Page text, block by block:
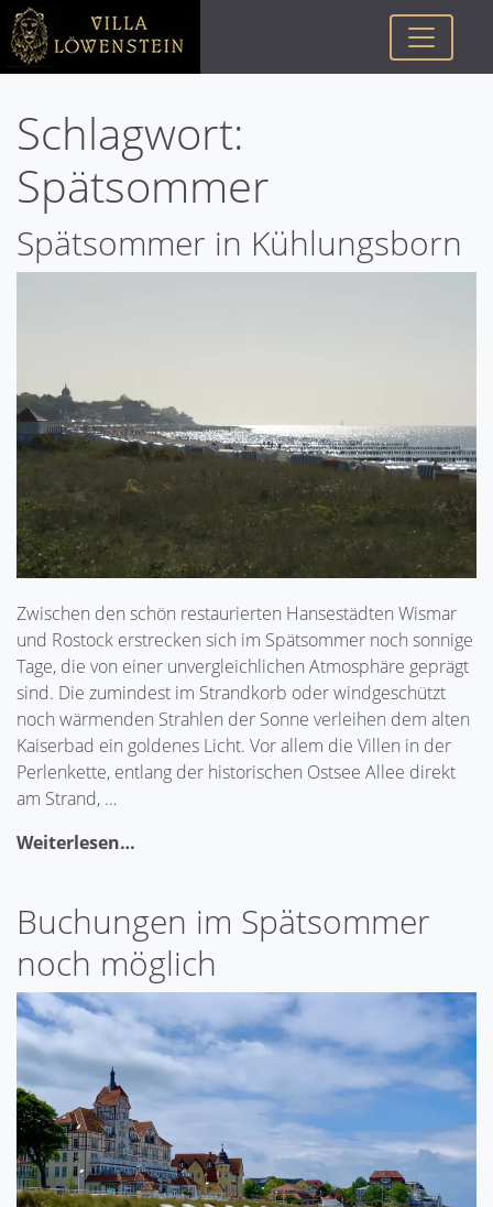
Schlagwort:
Spätsommer
Spätsommer in Kühlungsborn
Zwischen den schön restaurierten Hansestädten Wismar
und Rostock erstrecken sich im Spätsommer noch sonnige
Tage, die von einer unvergleichlichen Atmosphäre geprägt
sind. Die zumindest im Strandkorb oder windgeschützt
noch wärmenden Strahlen der Sonne verleihen dem alten
Kaiserbad ein goldenes Licht. Vor allem die Villen in der
Perlenkette, entlang der historischen Ostsee Allee direkt
am Strand, …
Weiterlesen…
Buchungen im Spätsommer
noch möglich